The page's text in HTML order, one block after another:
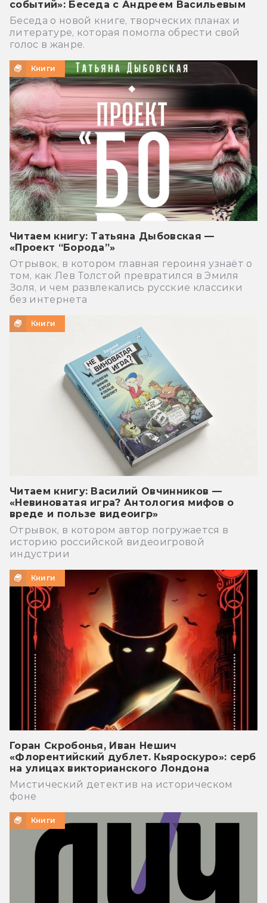
событий»: Беседа с Андреем Васильевым
Беседа о новой книге, творческих планах и
литературе, которая помогла обрести свой
голос в жанре.
Книги
Читаем книгу: Татьяна Дыбовская —
«Проект “Борода”»
Отрывок, в котором главная героиня узнаёт о
том, как Лев Толстой превратился в Эмиля
Золя, и чем развлекались русские классики
без интернета
Книги
Читаем книгу: Василий Овчинников —
«Невиноватая игра? Антология мифов о
вреде и пользе видеоигр»
Отрывок, в котором автор погружается в
историю российской видеоигровой
индустрии
Книги
Горан Скробонья, Иван Нешич
«Флорентийский дублет. Кьяроскуро»: серб
на улицах викторианского Лондона
Мистический детектив на историческом
фоне
Книги